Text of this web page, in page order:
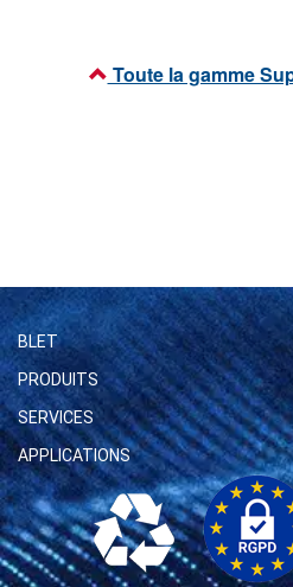
Toute la gamme
BLET
PRODUITS
SERVICES
APPLICATIONS